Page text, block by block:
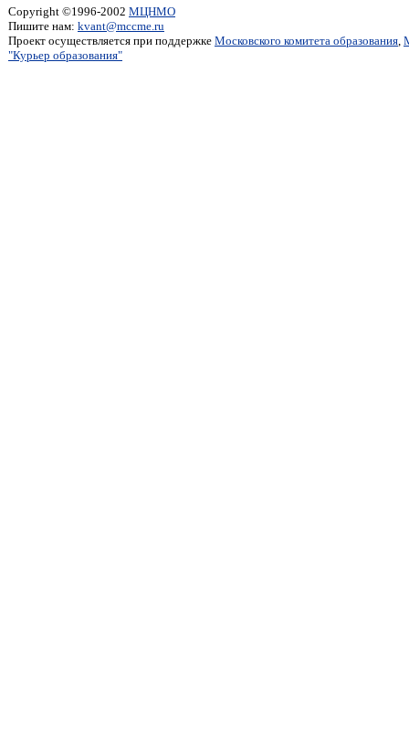
Copyright ©1996-2002 МЦНМО
Пишите нам: kvant@mccme.ru
Проект осуществляется при поддержке Московского комитета образования,
"Курьер образования"